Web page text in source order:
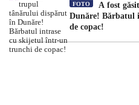
FOTO
A fost
Dunăre! Bărbatul
de copac!